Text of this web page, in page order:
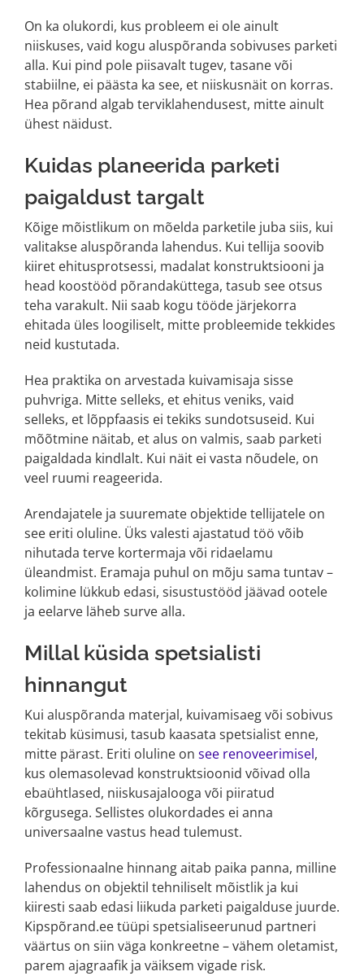
On ka olukordi, kus probleem ei ole ainult
niiskuses, vaid kogu aluspõranda sobivuses parketi
alla. Kui pind pole piisavalt tugev, tasane või
stabiilne, ei päästa ka see, et niiskusnäit on korras.
Hea põrand algab terviklahendusest, mitte ainult
ühest näidust.
Kuidas planeerida parketi
paigaldust targalt
Kõige mõistlikum on mõelda parketile juba siis, kui
valitakse aluspõranda lahendus. Kui tellija soovib
kiiret ehitusprotsessi, madalat konstruktsiooni ja
head koostööd põrandaküttega, tasub see otsus
teha varakult. Nii saab kogu tööde järjekorra
ehitada üles loogiliselt, mitte probleemide tekkides
neid kustutada.
Hea praktika on arvestada kuivamisaja sisse
puhvriga. Mitte selleks, et ehitus veniks, vaid
selleks, et lõppfaasis ei tekiks sundotsuseid. Kui
mõõtmine näitab, et alus on valmis, saab parketi
paigaldada kindlalt. Kui näit ei vasta nõudele, on
veel ruumi reageerida.
Arendajatele ja suuremate objektide tellijatele on
see eriti oluline. Üks valesti ajastatud töö võib
nihutada terve kortermaja või ridaelamu
üleandmist. Eramaja puhul on mõju sama tuntav –
kolimine lükkub edasi, sisustustööd jäävad ootele
ja eelarve läheb surve alla.
Millal küsida spetsialisti
hinnangut
Kui aluspõranda materjal, kuivamisaeg või sobivus
tekitab küsimusi, tasub kaasata spetsialist enne,
mitte pärast. Eriti oluline on see renoveerimisel,
kus olemasolevad konstruktsioonid võivad olla
ebaühtlased, niiskusajalooga või piiratud
kõrgusega. Sellistes olukordades ei anna
universaalne vastus head tulemust.
Professionaalne hinnang aitab paika panna, milline
lahendus on objektil tehniliselt mõistlik ja kui
kiiresti saab edasi liikuda parketi paigalduse juurde.
Kipspõrand.ee tüüpi spetsialiseerunud partneri
väärtus on siin väga konkreetne – vähem oletamist,
parem ajagraafik ja väiksem vigade risk.